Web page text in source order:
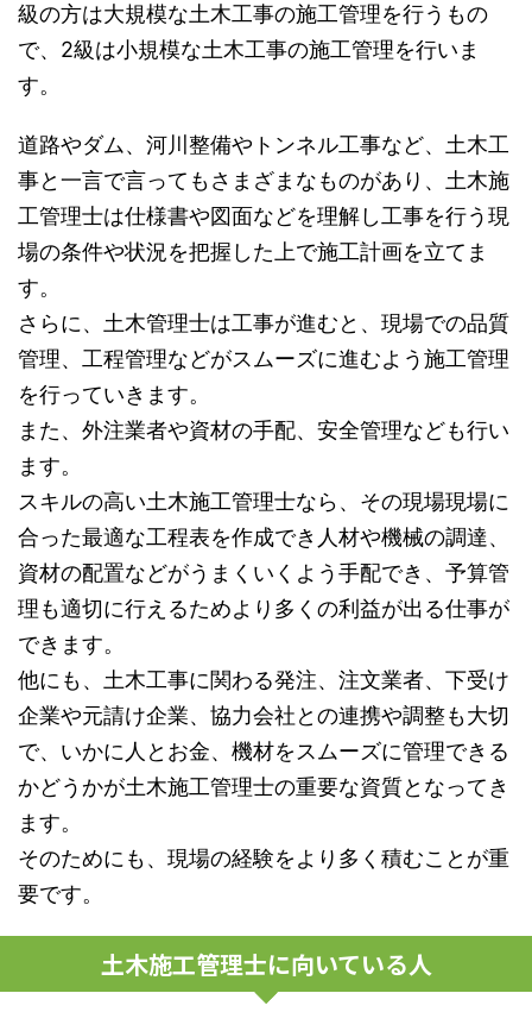
級の方は大規模な土木工事の施工管理を行うもの
で、2級は小規模な土木工事の施工管理を行いま
す。
道路やダム、河川整備やトンネル工事など、土木工
事と一言で言ってもさまざまなものがあり、土木施
工管理士は仕様書や図面などを理解し工事を行う現
場の条件や状況を把握した上で施工計画を立てま
す。
さらに、土木管理士は工事が進むと、現場での品質
管理、工程管理などがスムーズに進むよう施工管理
を行っていきます。
また、外注業者や資材の手配、安全管理なども行い
ます。
スキルの高い土木施工管理士なら、その現場現場に
合った最適な工程表を作成でき人材や機械の調達、
資材の配置などがうまくいくよう手配でき、予算管
理も適切に行えるためより多くの利益が出る仕事が
できます。
他にも、土木工事に関わる発注、注文業者、下受け
企業や元請け企業、協力会社との連携や調整も大切
で、いかに人とお金、機材をスムーズに管理できる
かどうかが土木施工管理士の重要な資質となってき
ます。
そのためにも、現場の経験をより多く積むことが重
要です。
土木施工管理士に向いている人